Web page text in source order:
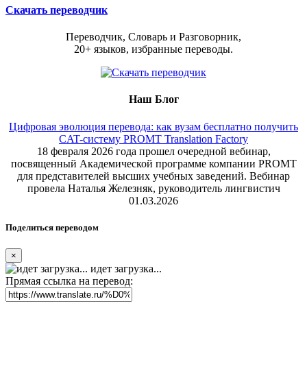
Скачать переводчик
Переводчик, Словарь и Разговорник,
20+ языков, избранные переводы.
Наш Блог
Цифровая эволюция перевода: как вузам бесплатно получить
CAT-систему PROMT Translation Factory
18 февраля 2026 года прошел очередной вебинар,
посвященный Академической программе компании PROMT
для представителей высших учебных заведений. Вебинар
провела Наталья Железняк, руководитель лингвистич
01.03.2026
Поделиться переводом
×
идет загрузка...
Прямая ссылка на перевод: